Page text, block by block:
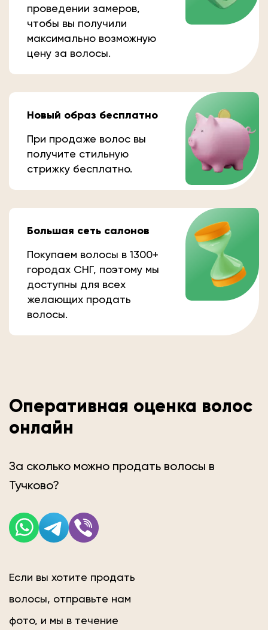
проведении замеров,
чтобы вы получили
максимально возможную
цену за волосы.
Новый образ бесплатно
При продаже волос вы
получите стильную
стрижку бесплатно.
Большая сеть салонов
Покупаем волосы в 1300+
городах СНГ, поэтому мы
доступны для всех
желающих продать
волосы.
Оперативная оценка волос
онлайн
За сколько можно продать волосы в
Тучково?
Если вы хотите продать
волосы, отправьте нам
фото, и мы в течение